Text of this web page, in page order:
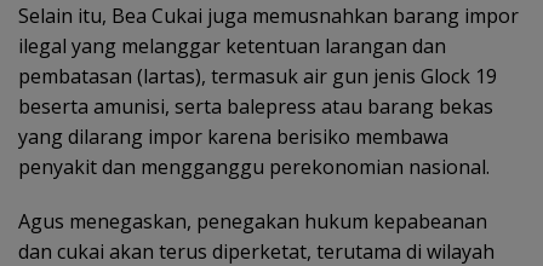
Selain itu, Bea Cukai juga memusnahkan barang impor
ilegal yang melanggar ketentuan larangan dan
pembatasan (lartas), termasuk air gun jenis Glock 19
beserta amunisi, serta balepress atau barang bekas
yang dilarang impor karena berisiko membawa
penyakit dan mengganggu perekonomian nasional.
Agus menegaskan, penegakan hukum kepabeanan
dan cukai akan terus diperketat, terutama di wilayah